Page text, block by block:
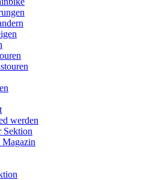
werden
Sektion